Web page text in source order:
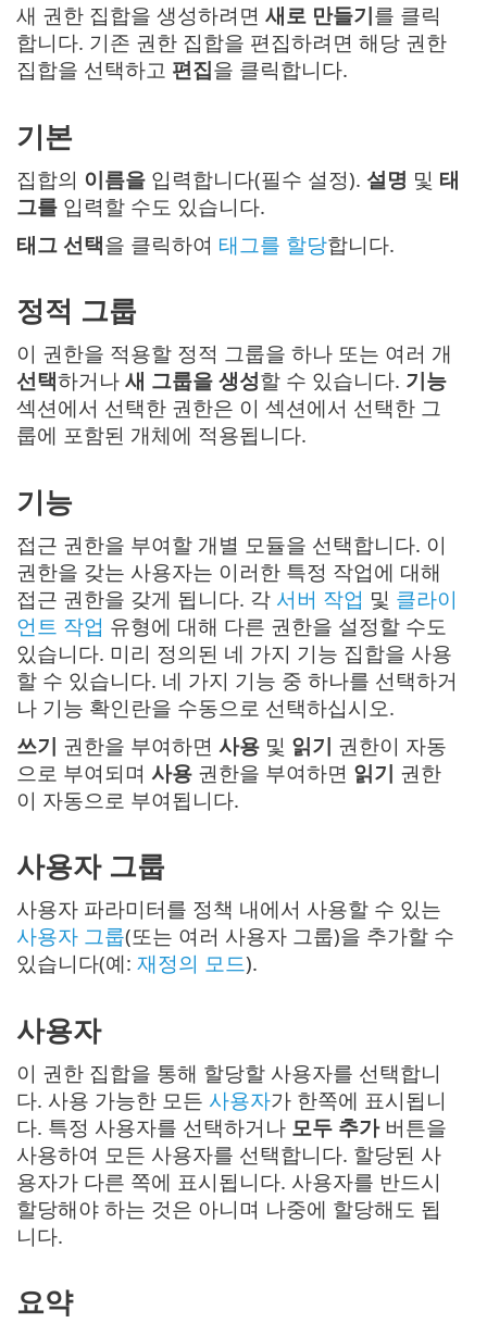
새 권한 집합을 생성하려면 새로 만들기를 클릭
합니다. 기존 권한 집합을 편집하려면 해당 권한
집합을 선택하고 편집을 클릭합니다.
기본
집합의 이름을 입력합니다(필수 설정). 설명 및 태
그를 입력할 수도 있습니다.
태그 선택을 클릭하여 태그를 할당합니다.
정적 그룹
이 권한을 적용할 정적 그룹을 하나 또는 여러 개
선택하거나 새 그룹을 생성할 수 있습니다. 기능
섹션에서 선택한 권한은 이 섹션에서 선택한 그
룹에 포함된 개체에 적용됩니다.
기능
접근 권한을 부여할 개별 모듈을 선택합니다. 이
권한을 갖는 사용자는 이러한 특정 작업에 대해
접근 권한을 갖게 됩니다. 각 서버 작업 및 클라이
언트 작업 유형에 대해 다른 권한을 설정할 수도
있습니다. 미리 정의된 네 가지 기능 집합을 사용
할 수 있습니다. 네 가지 기능 중 하나를 선택하거
나 기능 확인란을 수동으로 선택하십시오.
쓰기 권한을 부여하면 사용 및 읽기 권한이 자동
으로 부여되며 사용 권한을 부여하면 읽기 권한
이 자동으로 부여됩니다.
사용자 그룹
사용자 파라미터를 정책 내에서 사용할 수 있는
사용자 그룹(또는 여러 사용자 그룹)을 추가할 수
있습니다(예: 재정의 모드).
사용자
이 권한 집합을 통해 할당할 사용자를 선택합니
다. 사용 가능한 모든 사용자가 한쪽에 표시됩니
다. 특정 사용자를 선택하거나 모두 추가버튼을
사용하여 모든 사용자를 선택합니다. 할당된 사
용자가 다른 쪽에 표시됩니다. 사용자를 반드시
할당해야 하는 것은 아니며 나중에 할당해도 됩
니다.
요약